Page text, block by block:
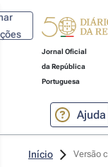
Jornal Oficial
da República
Portuguesa
Ajuda
Início Versão
n.º